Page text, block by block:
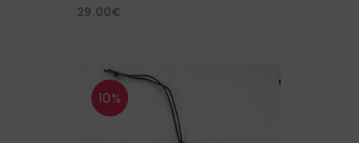
29.00€
10%